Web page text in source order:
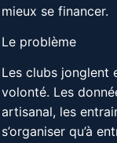
mieux se financer.
Le problème
Les clubs jonglent
volonté. Les
artisanal, les
s’organiser qu’à